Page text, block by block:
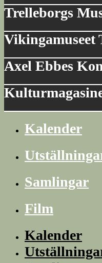
Trelleborgs
Vikingamuseet
Axel Ebbes
Kalender
Samlingar
Film
Kalender